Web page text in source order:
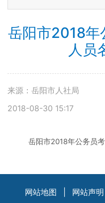
岳阳市2018年
人员
来源：岳阳市人社局
2018-08-30 15:17
岳阳市2018年公务员
网站地图 网站声明